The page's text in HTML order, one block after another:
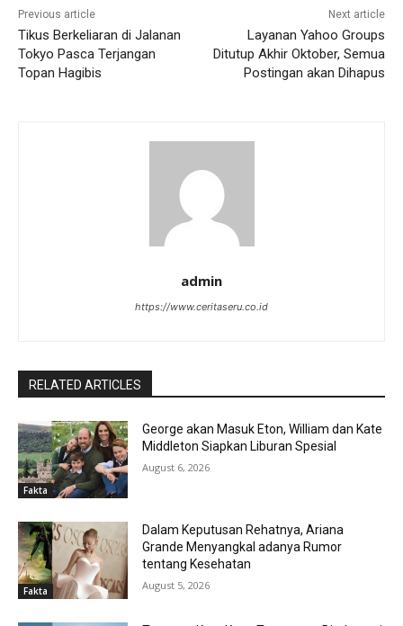
Previous article
Tikus Berkeliaran di Jalanan
Tokyo Pasca Terjangan
Topan Hagibis
Next article
Layanan Yahoo Groups
Ditutup Akhir Oktober, Semua
Postingan akan Dihapus
admin
https://www.ceritaseru.co.id
RELATED ARTICLES
Fakta
George akan Masuk Eton, William dan Kate
Middleton Siapkan Liburan Spesial
August 6, 2026
Fakta
Dalam Keputusan Rehatnya, Ariana
Grande Menyangkal adanya Rumor
tentang Kesehatan
August 5, 2026